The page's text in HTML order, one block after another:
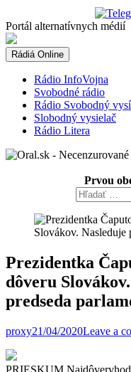
to
content
Portál alternatívnych médií
Rádiá Online
Rádio InfoVojna
Svobodné rádio
Rádio Svobodný
Slobodný vysielač
Rádio Litera
Prvou
Hľadať:
Prezidentka
dôveru
predseda
proxy21/04/2020Leave a
PRIESKUM